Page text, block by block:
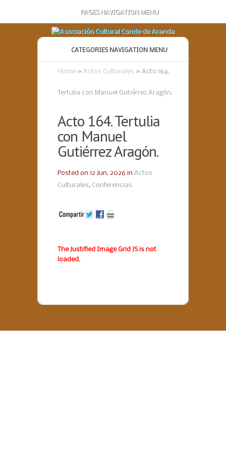
PAGES NAVIGATION MENU
CATEGORIES NAVIGATION MENU
Home » Actos Culturales » Acto 164.
Tertulia con Manuel Gutiérrez Aragón.
Acto 164. Tertulia
con Manuel
Gutiérrez Aragón.
Posted on 12 Jun, 2026 in Actos
Culturales, Conferencias
The Justified Image Grid JS is not
loaded.